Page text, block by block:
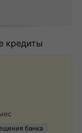
кредиты
банка